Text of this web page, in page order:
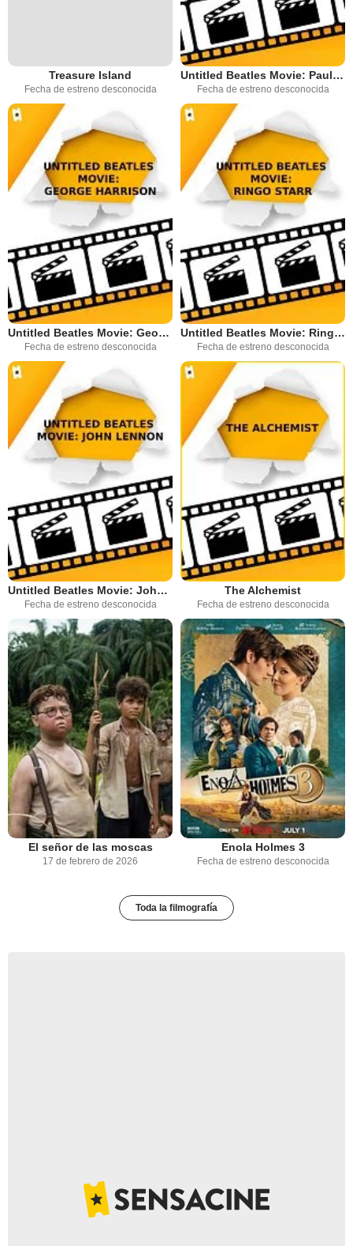
Treasure Island
Fecha de estreno desconocida
Untitled Beatles Movie: Paul McCartney
Fecha de estreno desconocida
Untitled Beatles Movie: George Harrison
Fecha de estreno desconocida
Untitled Beatles Movie: Ringo Starr
Fecha de estreno desconocida
Untitled Beatles Movie: John Lennon
Fecha de estreno desconocida
The Alchemist
Fecha de estreno desconocida
El señor de las moscas
17 de febrero de 2026
Enola Holmes 3
Fecha de estreno desconocida
Toda la filmografía